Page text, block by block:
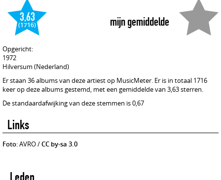
mijn gemiddelde
3,63
(1716)
Opgericht:
1972
Hilversum (Nederland)
Er staan 36 albums van deze artiest op MusicMeter. Er is in totaal 1716
keer op deze albums gestemd, met een gemiddelde van 3,63 sterren.
De standaardafwijking van deze stemmen is 0,67
Links
Foto: AVRO /CC by-sa 3.0